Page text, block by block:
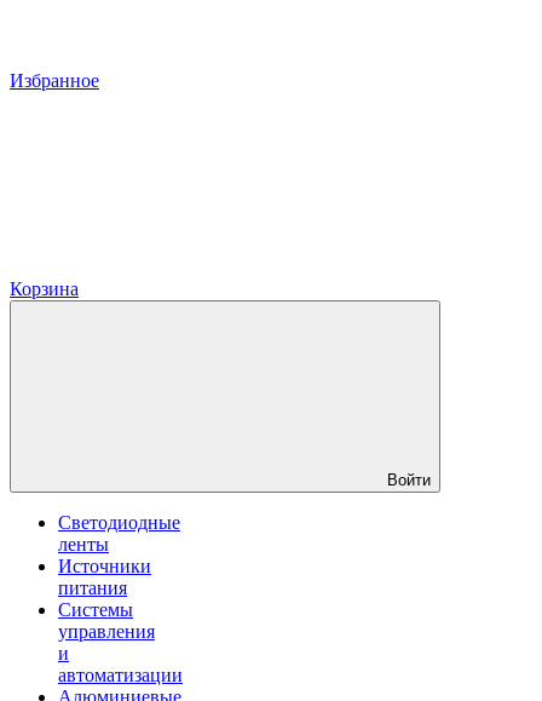
Избранное
Корзина
Войти
Светодиодные
ленты
Источники
питания
Системы
управления
и
автоматизации
Алюминиевые